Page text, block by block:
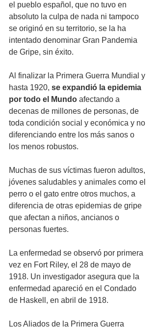
el pueblo español, que no tuvo en
absoluto la culpa de nada ni tampoco
se originó en su territorio, se la ha
intentado denominar Gran Pandemia
de Gripe, sin éxito.
Al finalizar la Primera Guerra Mundial y
hasta 1920, se expandió la epidemia
por todo el Mundo afectando a
decenas de millones de personas, de
toda condición social y económica y no
diferenciando entre los más sanos o
los menos robustos.
Muchas de sus víctimas fueron adultos,
jóvenes saludables y animales como el
perro o el gato entre otros muchos, a
diferencia de otras epidemias de gripe
que afectan a niños, ancianos o
personas fuertes.
La enfermedad se observó por primera
vez en Fort Riley, el 28 de mayo de
1918. Un investigador asegura que la
enfermedad apareció en el Condado
de Haskell, en abril de 1918.
Los Aliados de la Primera Guerra